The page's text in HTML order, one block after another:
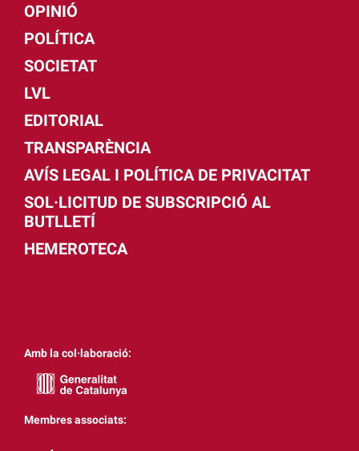
OPINIÓ
POLÍTICA
SOCIETAT
LVL
EDITORIAL
TRANSPARÈNCIA
AVÍS LEGAL I POLÍTICA DE PRIVACITAT
SOL·LICITUD DE SUBSCRIPCIÓ AL
BUTLLETÍ
HEMEROTECA
Amb la col·laboració:
Membres associats: